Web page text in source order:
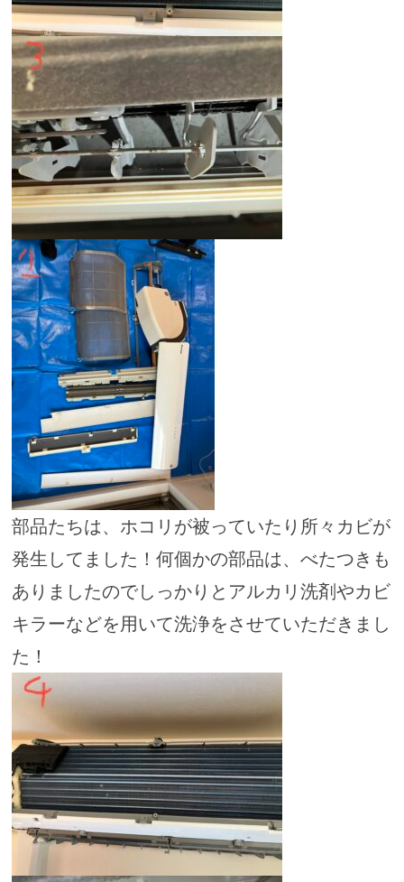
部品たちは、ホコリが被っていたり所々カビが
発生してました！何個かの部品は、べたつきも
ありましたのでしっかりとアルカリ洗剤やカビ
キラーなどを用いて洗浄をさせていただきまし
た！